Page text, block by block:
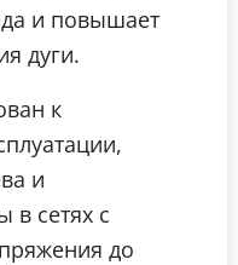
и повышает
дуги.
к
и
в сетях с
до